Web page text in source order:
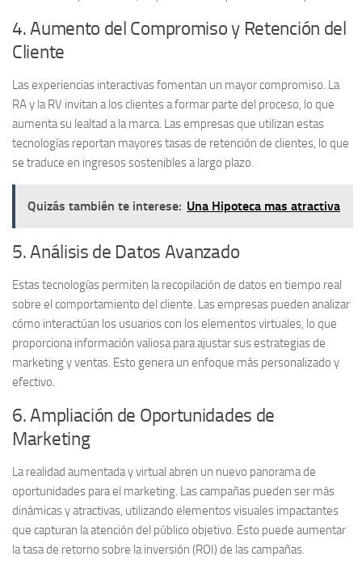
4. Aumento del Compromiso y Retención del
Cliente
Las experiencias interactivas fomentan un mayor compromiso. La
RA y la RV invitan a los clientes a formar parte del proceso, lo que
aumenta su lealtad a la marca. Las empresas que utilizan estas
tecnologías reportan mayores tasas de retención de clientes, lo que
se traduce en ingresos sostenibles a largo plazo.
Quizás también te interese: Una Hipoteca mas atractiva
5. Análisis de Datos Avanzado
Estas tecnologías permiten la recopilación de datos en tiempo real
sobre el comportamiento del cliente. Las empresas pueden analizar
cómo interactúan los usuarios con los elementos virtuales, lo que
proporciona información valiosa para ajustar sus estrategias de
marketing y ventas. Esto genera un enfoque más personalizado y
efectivo.
6. Ampliación de Oportunidades de
Marketing
La realidad aumentada y virtual abren un nuevo panorama de
oportunidades para el marketing. Las campañas pueden ser más
dinámicas y atractivas, utilizando elementos visuales impactantes
que capturan la atención del público objetivo. Esto puede aumentar
la tasa de retorno sobre la inversión (ROI) de las campañas.